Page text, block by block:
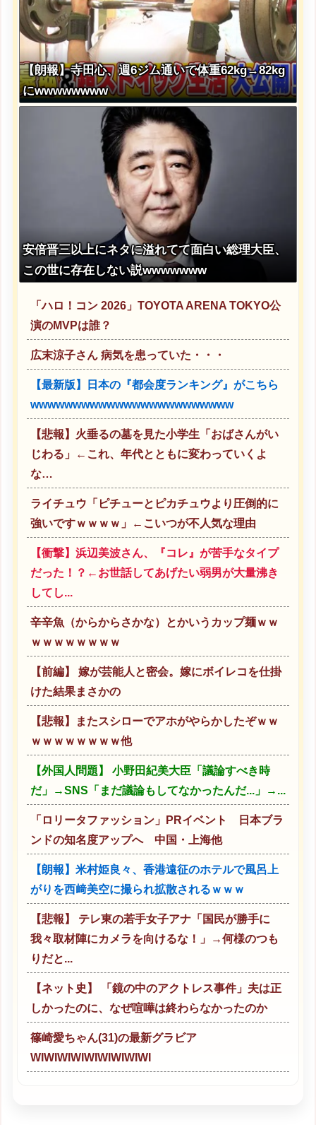
【朗報】寺田心、週6ジム通いで体重62kg→82kg
にwwwwwwww
安倍晋三以上にネタに溢れてて面白い総理大臣、
この世に存在しない説wwwwwww
「ハロ！コン 2026」TOYOTA ARENA TOKYO公
演のMVPは誰？
広末涼子さん 病気を患っていた・・・
【最新版】日本の『都会度ランキング』がこちら
wwwwwwwwwwwwwwwwwwwwwwww
【悲報】火垂るの墓を見た小学生「おばさんがい
じわる」←これ、年代とともに変わっていくよ
な…
ライチュウ「ピチューとピカチュウより圧倒的に
強いですｗｗｗｗ」←こいつが不人気な理由
【衝撃】浜辺美波さん、『コレ』が苦手なタイプ
だった！？←お世話してあげたい弱男が大量沸き
してし...
辛辛魚（からからさかな）とかいうカップ麺ｗｗ
ｗｗｗｗｗｗｗｗ
【前編】 嫁が芸能人と密会。嫁にボイレコを仕掛
けた結果まさかの
【悲報】またスシローでアホがやらかしたぞｗｗ
ｗｗｗｗｗｗｗｗ他
【外国人問題】 小野田紀美大臣「議論すべき時
だ」→SNS「まだ議論もしてなかったんだ...」→...
「ロリータファッション」PRイベント 日本ブラ
ンドの知名度アップへ 中国・上海他
【朗報】米村姫良々、香港遠征のホテルで風呂上
がりを西﨑美空に撮られ拡散されるｗｗｗ
【悲報】 テレ東の若手女子アナ「国民が勝手に
我々取材陣にカメラを向けるな！」→何様のつも
りだと...
【ネット史】 「鏡の中のアクトレス事件」夫は正
しかったのに、なぜ喧嘩は終わらなかったのか
篠崎愛ちゃん(31)の最新グラビア
WIWIWIWIWIWIWIWIWI